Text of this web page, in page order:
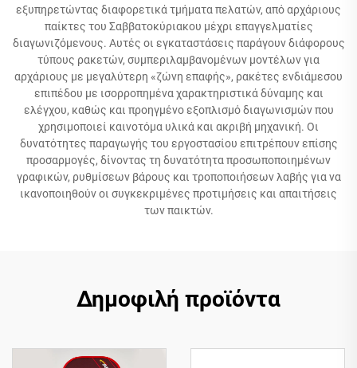
εξυπηρετώντας διαφορετικά τμήματα πελατών, από αρχάριους
παίκτες του Σαββατοκύριακου μέχρι επαγγελματίες
διαγωνιζόμενους. Αυτές οι εγκαταστάσεις παράγουν διάφορους
τύπους ρακετών, συμπεριλαμβανομένων μοντέλων για
αρχάριους με μεγαλύτερη «ζώνη επαφής», ρακέτες ενδιάμεσου
επιπέδου με ισορροπημένα χαρακτηριστικά δύναμης και
ελέγχου, καθώς και προηγμένο εξοπλισμό διαγωνισμών που
χρησιμοποιεί καινοτόμα υλικά και ακριβή μηχανική. Οι
δυνατότητες παραγωγής του εργοστασίου επιτρέπουν επίσης
προσαρμογές, δίνοντας τη δυνατότητα προσωποποιημένων
γραφικών, ρυθμίσεων βάρους και τροποποιήσεων λαβής για να
ικανοποιηθούν οι συγκεκριμένες προτιμήσεις και απαιτήσεις
των παικτών.
Δημοφιλή προϊόντα